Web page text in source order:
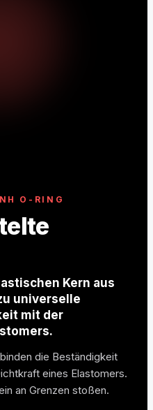
O-RING
Kern aus
universelle
mit der
die Beständigkeit
eines Elastomers.
an Grenzen stoßen.